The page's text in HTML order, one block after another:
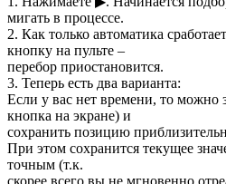
мигать в процессе.
2. Как только автоматика
кнопку на пульте –
перебор приостановится.
3. Теперь есть два варианта:
Если у вас нет времени, то можно
кнопка на экране) и
сохранить позицию
При этом сохранится текущее
точным (т.к.
скорее всего вы не мгновенно